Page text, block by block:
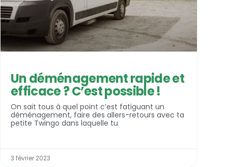
Un déménagement rapide et
efficace ? C’est possible !
On sait tous à quel point c’est fatiguant un
déménagement, faire des allers-retours avec ta
petite Twingo dans laquelle tu
3 février 2023